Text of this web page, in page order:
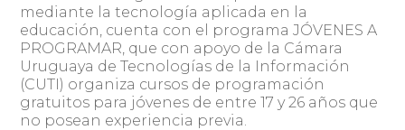
mediante la tecnología aplicada en la
educación, cuenta con el programa JÓVENES A
PROGRAMAR, que con apoyo de la Cámara
Uruguaya de Tecnologías de la Información
(CUTI) organiza cursos de programación
gratuitos para jóvenes de entre 17 y 26 años que
no posean experiencia previa.